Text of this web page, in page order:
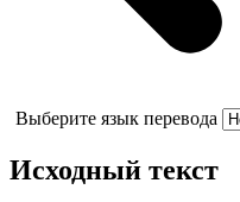
Выберите язык перевода
Исходный текст